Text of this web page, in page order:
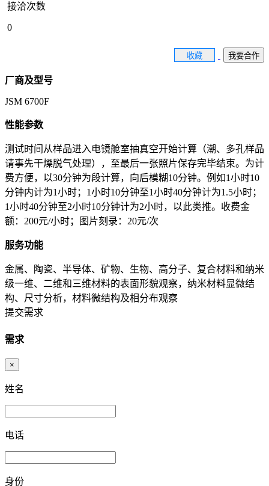
接洽次数
0
收藏 我要合作
厂商及型号
JSM 6700F
性能参数
测试时间从样品进入电镜舱室抽真空开始计算（潮、多孔样品
请事先干燥脱气处理），至最后一张照片保存完毕结束。为计
费方便，以30分钟为段计算，向后模糊10分钟。例如1小时10
分钟内计为1小时；1小时10分钟至1小时40分钟计为1.5小时；
1小时40分钟至2小时10分钟计为2小时，以此类推。收费金
额：200元/小时；图片刻录：20元/次
服务功能
金属、陶瓷、半导体、矿物、生物、高分子、复合材料和纳米
级一维、二维和三维材料的表面形貌观察，纳米材料显微结
构、尺寸分析，材料微结构及相分布观察
提交需求
需求
×
姓名
电话
身份